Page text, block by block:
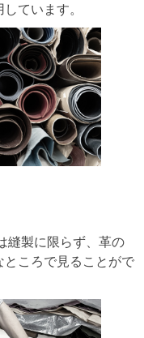
ています。
縫製に限らず、革の
ころで見ることがで